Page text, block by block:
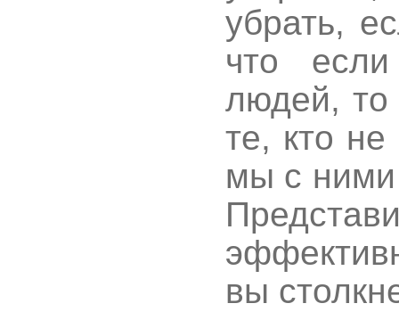
убрать,
что
людей, то
те, кто не
мы с ними
вы